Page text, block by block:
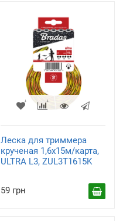
Леска для триммера
крученая 1,6x15м/карта,
ULTRA L3, ZUL3T1615K
59 грн